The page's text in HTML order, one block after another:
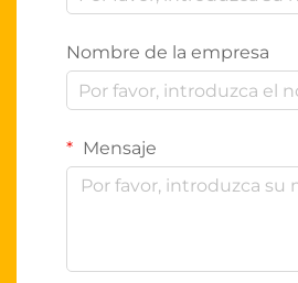
Nombre de la empresa
Mensaje